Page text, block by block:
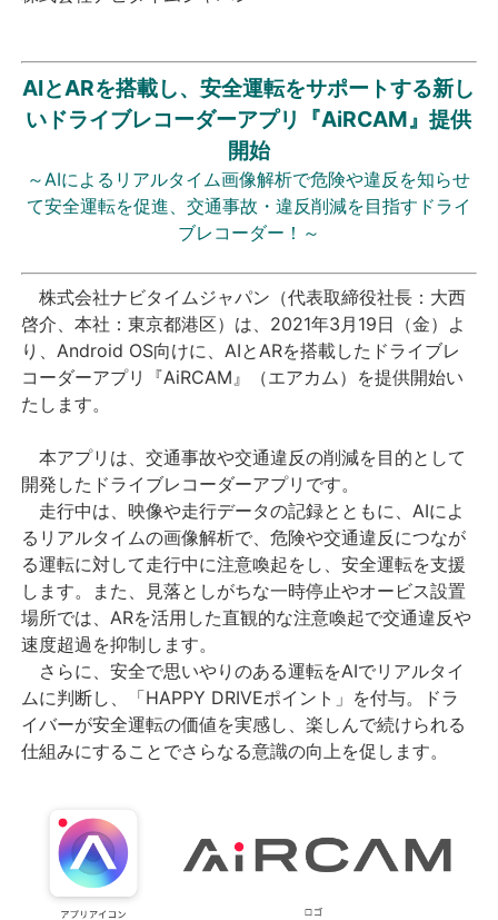
法人向けサービス
採用情報
AIとARを搭載し、安全運転をサポートする新し
いドライブレコーダーアプリ『AiRCAM』提供
開始
～AIによるリアルタイム画像解析で危険や違反を知らせ
て安全運転を促進、交通事故・違反削減を目指すドライ
ブレコーダー！～
株式会社ナビタイムジャパン（代表取締役社長：大西
啓介、本社：東京都港区）は、2021年3月19日（金）よ
り、Android OS向けに、AIとARを搭載したドライブレ
コーダーアプリ『AiRCAM』（エアカム）を提供開始い
たします。
本アプリは、交通事故や交通違反の削減を目的として
開発したドライブレコーダーアプリです。
走行中は、映像や走行データの記録とともに、AIによ
るリアルタイムの画像解析で、危険や交通違反につなが
る運転に対して走行中に注意喚起をし、安全運転を支援
します。また、見落としがちな一時停止やオービス設置
場所では、ARを活用した直観的な注意喚起で交通違反や
速度超過を抑制します。
さらに、安全で思いやりのある運転をAIでリアルタイ
ムに判断し、「HAPPY DRIVEポイント」を付与。ドラ
イバーが安全運転の価値を実感し、楽しんで続けられる
仕組みにすることでさらなる意識の向上を促します。